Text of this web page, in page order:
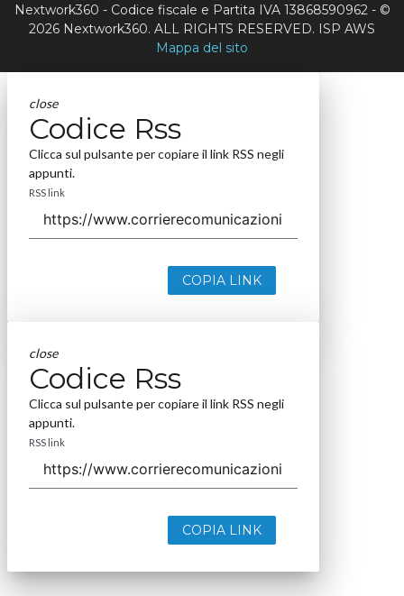
Nextwork360 - Codice fiscale e Partita IVA 13868590962 - ©
2026 Nextwork360. ALL RIGHTS RESERVED. ISP AWS
Mappa del sito
close
Codice Rss
Clicca sul pulsante per copiare il link RSS negli
appunti.
RSS link
COPIA LINK
close
Codice Rss
Clicca sul pulsante per copiare il link RSS negli
appunti.
RSS link
COPIA LINK